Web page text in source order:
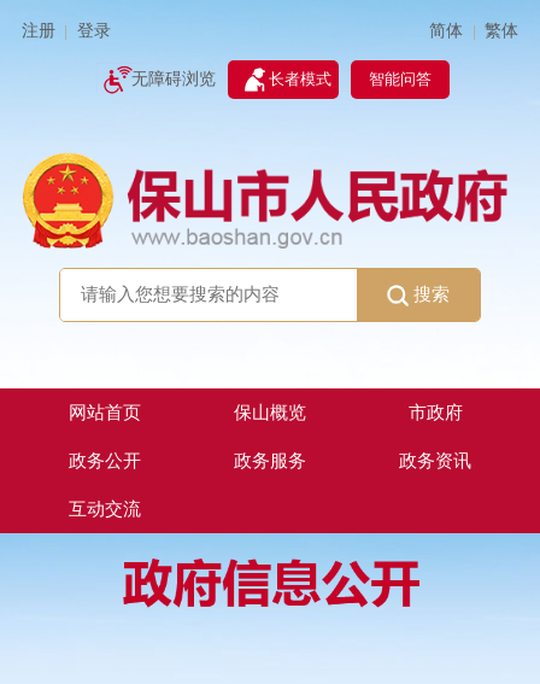
注册 登录 简体 | 繁体
无障碍浏览 长者模式 智能问答
搜索
网站首页 保山概览 市政府
政务公开 政务服务 政务资讯
互动交流